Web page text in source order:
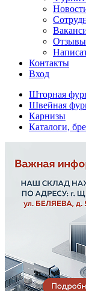
Отзывы
Контакты
Вход
Шторная
Швейная
Карнизы
Каталоги,